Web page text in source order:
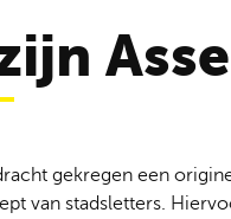
gekregen een
van stadsletters.